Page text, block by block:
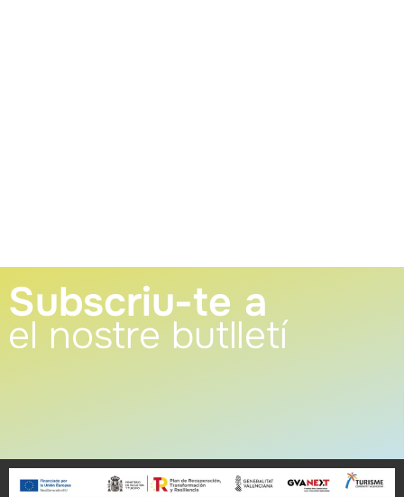
Subscriu-te a
el nostre butlletí